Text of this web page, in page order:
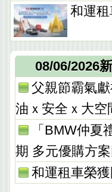
和運
08/06/2026
父親節霸氣
油ｘ安全ｘ大空
「BMW仲
期 多元優購方
和運租車榮